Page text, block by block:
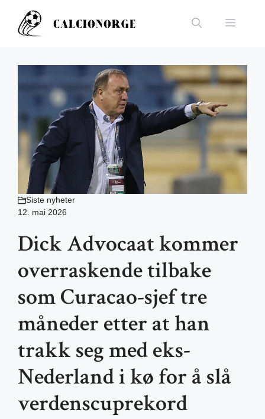
innhold
Meny
Siste nyheter
12. mai 2026
Dick Advocaat kommer
overraskende tilbake
som Curacao-sjef tre
måneder etter at han
trakk seg med eks-
Nederland i kø for å slå
verdenscuprekord